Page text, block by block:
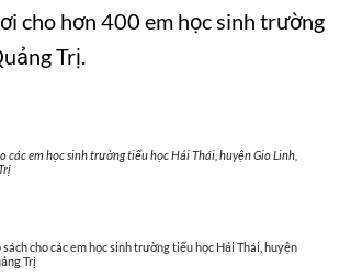
cho hơn 400 em học sinh trường
Trị.
em học sinh trường tiểu học Hải Thái, huyện Gio Linh,
cho các em học sinh trường tiểu học Hải Thái, huyện
Trị